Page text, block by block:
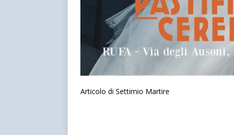
Articolo di Settimio Martire